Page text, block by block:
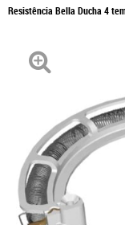
Resistência Bella Ducha 4